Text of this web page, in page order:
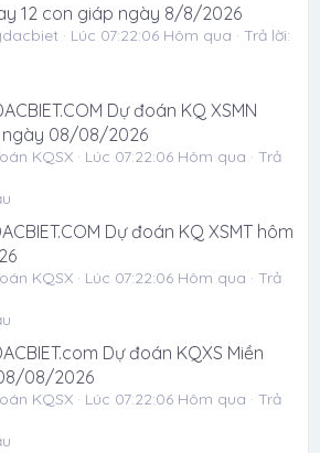
12 con giáp ngày 8/8/2026
Lúc 07:22:06 Hôm qua
Trả lời:
Dự đoán KQ XSMN
ngày 08/08/2026
KQSX Lúc 07:22:06 Hôm qua
Trả
Dự đoán KQ XSMT hôm
KQSX Lúc 07:22:06 Hôm qua
Trả
Dự đoán KQXS Miền
08/2026
KQSX Lúc 07:22:06 Hôm qua
Trả